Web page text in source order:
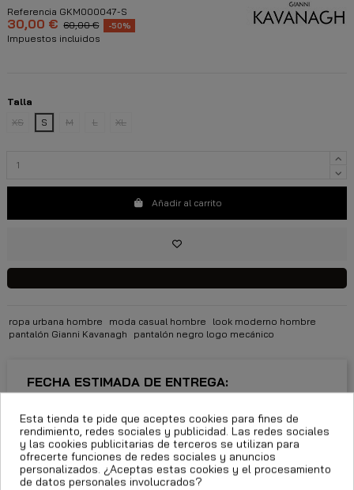
Referencia GKM000047-S
30,00 € 60,00 € -50%
Impuestos incluidos
Talla
XS
S M L XL
Añadir al carrito
ropa urbana hombre moda casual hombre
look moderno hombre
pantalón Gianni Kavanagh
pantalón negro logo mecánico
FECHA ESTIMADA DE ENTREGA:
CttExpress 24/48h -Miércoles 12 Agosto, 2026
Esta tienda te pide que aceptes cookies para fines de
rendimiento, redes sociales y publicidad. Las redes sociales
y las cookies publicitarias de terceros se utilizan para
ofrecerte funciones de redes sociales y anuncios
personalizados. ¿Aceptas estas cookies y el procesamiento
de datos personales involucrados?